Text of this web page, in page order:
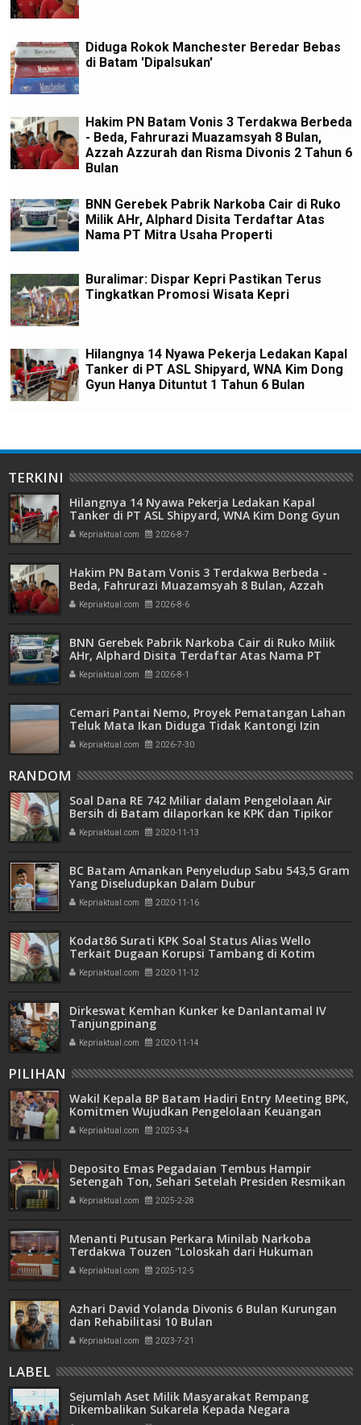
Diduga Rokok Manchester Beredar Bebas
di Batam 'Dipalsukan'
Hakim PN Batam Vonis 3 Terdakwa Berbeda
- Beda, Fahrurazi Muazamsyah 8 Bulan,
Azzah Azzurah dan Risma Divonis 2 Tahun 6
Bulan
BNN Gerebek Pabrik Narkoba Cair di Ruko
Milik AHr, Alphard Disita Terdaftar Atas
Nama PT Mitra Usaha Properti
Buralimar: Dispar Kepri Pastikan Terus
Tingkatkan Promosi Wisata Kepri
Hilangnya 14 Nyawa Pekerja Ledakan Kapal
Tanker di PT ASL Shipyard, WNA Kim Dong
Gyun Hanya Dituntut 1 Tahun 6 Bulan
TERKINI
Hilangnya 14 Nyawa Pekerja Ledakan Kapal
Tanker di PT ASL Shipyard, WNA Kim Dong Gyun
Hanya Dituntut 1 Tahun 6 Bulan
Kepriaktual.com 2026-8-7
Hakim PN Batam Vonis 3 Terdakwa Berbeda -
Beda, Fahrurazi Muazamsyah 8 Bulan, Azzah
Azzurah dan Risma Divonis 2 Tahun 6 Bulan
Kepriaktual.com 2026-8-6
BNN Gerebek Pabrik Narkoba Cair di Ruko Milik
AHr, Alphard Disita Terdaftar Atas Nama PT
Mitra Usaha Properti
Kepriaktual.com 2026-8-1
Cemari Pantai Nemo, Proyek Pematangan Lahan
Teluk Mata Ikan Diduga Tidak Kantongi Izin
Amdal
Kepriaktual.com 2026-7-30
RANDOM
Soal Dana RE 742 Miliar dalam Pengelolaan Air
Bersih di Batam dilaporkan ke KPK dan Tipikor
Mabes Polri
Kepriaktual.com 2020-11-13
BC Batam Amankan Penyeludup Sabu 543,5 Gram
Yang Diseludupkan Dalam Dubur
Kepriaktual.com 2020-11-16
Kodat86 Surati KPK Soal Status Alias Wello
Terkait Dugaan Korupsi Tambang di Kotim
Kepriaktual.com 2020-11-12
Dirkeswat Kemhan Kunker ke Danlantamal IV
Tanjungpinang
Kepriaktual.com 2020-11-14
PILIHAN
Wakil Kepala BP Batam Hadiri Entry Meeting BPK,
Komitmen Wujudkan Pengelolaan Keuangan
Transparan dan Akuntabel
Kepriaktual.com 2025-3-4
Deposito Emas Pegadaian Tembus Hampir
Setengah Ton, Sehari Setelah Presiden Resmikan
Bank Emas
Kepriaktual.com 2025-2-28
Menanti Putusan Perkara Minilab Narkoba
Terdakwa Touzen "Loloskah dari Hukuman
Seumur Hidup atau Mati"
Kepriaktual.com 2025-12-5
Azhari David Yolanda Divonis 6 Bulan Kurungan
dan Rehabilitasi 10 Bulan
Kepriaktual.com 2023-7-21
LABEL
Sejumlah Aset Milik Masyarakat Rempang
Dikembalikan Sukarela Kepada Negara